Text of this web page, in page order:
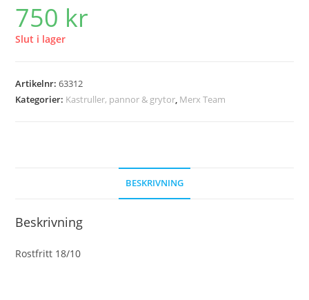
750 kr
Slut i lager
Artikelnr:63312
Kategorier: Kastruller, pannor & grytor, Merx Team
BESKRIVNING
Beskrivning
Rostfritt 18/10